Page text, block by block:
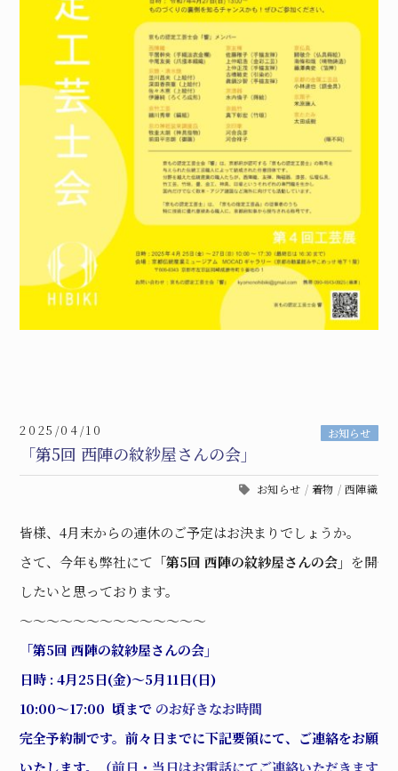
2025/04/10 お知らせ
「第5回 西陣の紋紗屋さんの会」
お知らせ / 着物 / 西陣織
皆様、4月末からの連休のご予定はお決まりでしょうか。
さて、今年も弊社にて 「第5回 西陣の紋紗屋さんの会」 を開催
したいと思っております。
〜〜〜〜〜〜〜〜〜〜〜〜〜〜
「第5回 西陣の紋紗屋さんの会」
日時 : 4月25日(金)〜5月11日(日)
10:00〜17:00 頃まで のお好きなお時間
完全予約制です。前々日までに下記要領にて、ご連絡をお願い
いたします。（前日・当日はお電話にてご連絡いただきますと